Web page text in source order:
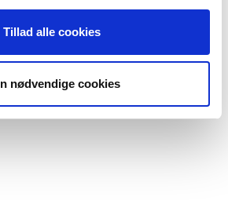
Tillad alle cookies
nødvendige cookies
hvor der kommer pårørende.